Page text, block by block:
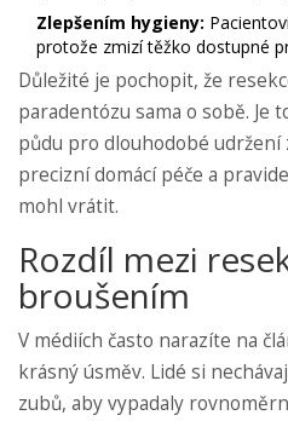
Zlepšením hygieny:
protože zmizí těžko dostupné
Důležité je pochopit, že
paradentózu sama o sobě. Je
půdu pro dlouhodobé udržení
precizní domácí péče a
mohl vrátit.
Rozdíl mezi
broušením
V médiích často narazíte na
krásný úsměv. Lidé si
zubů, aby vypadaly